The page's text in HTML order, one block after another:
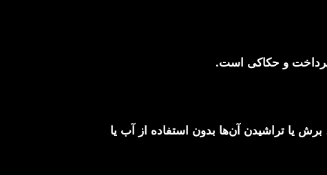
پرداخت و حکاکی است.
یا تراشیدن آن‌ها بدون استفاده از آب یا